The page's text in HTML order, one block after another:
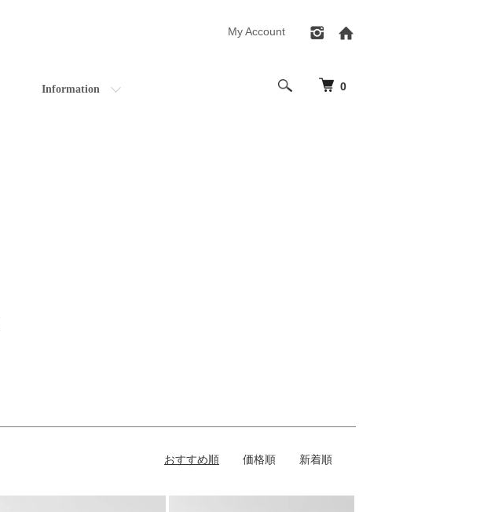
0
Information
My Account
おすすめ順 価格順 新着順